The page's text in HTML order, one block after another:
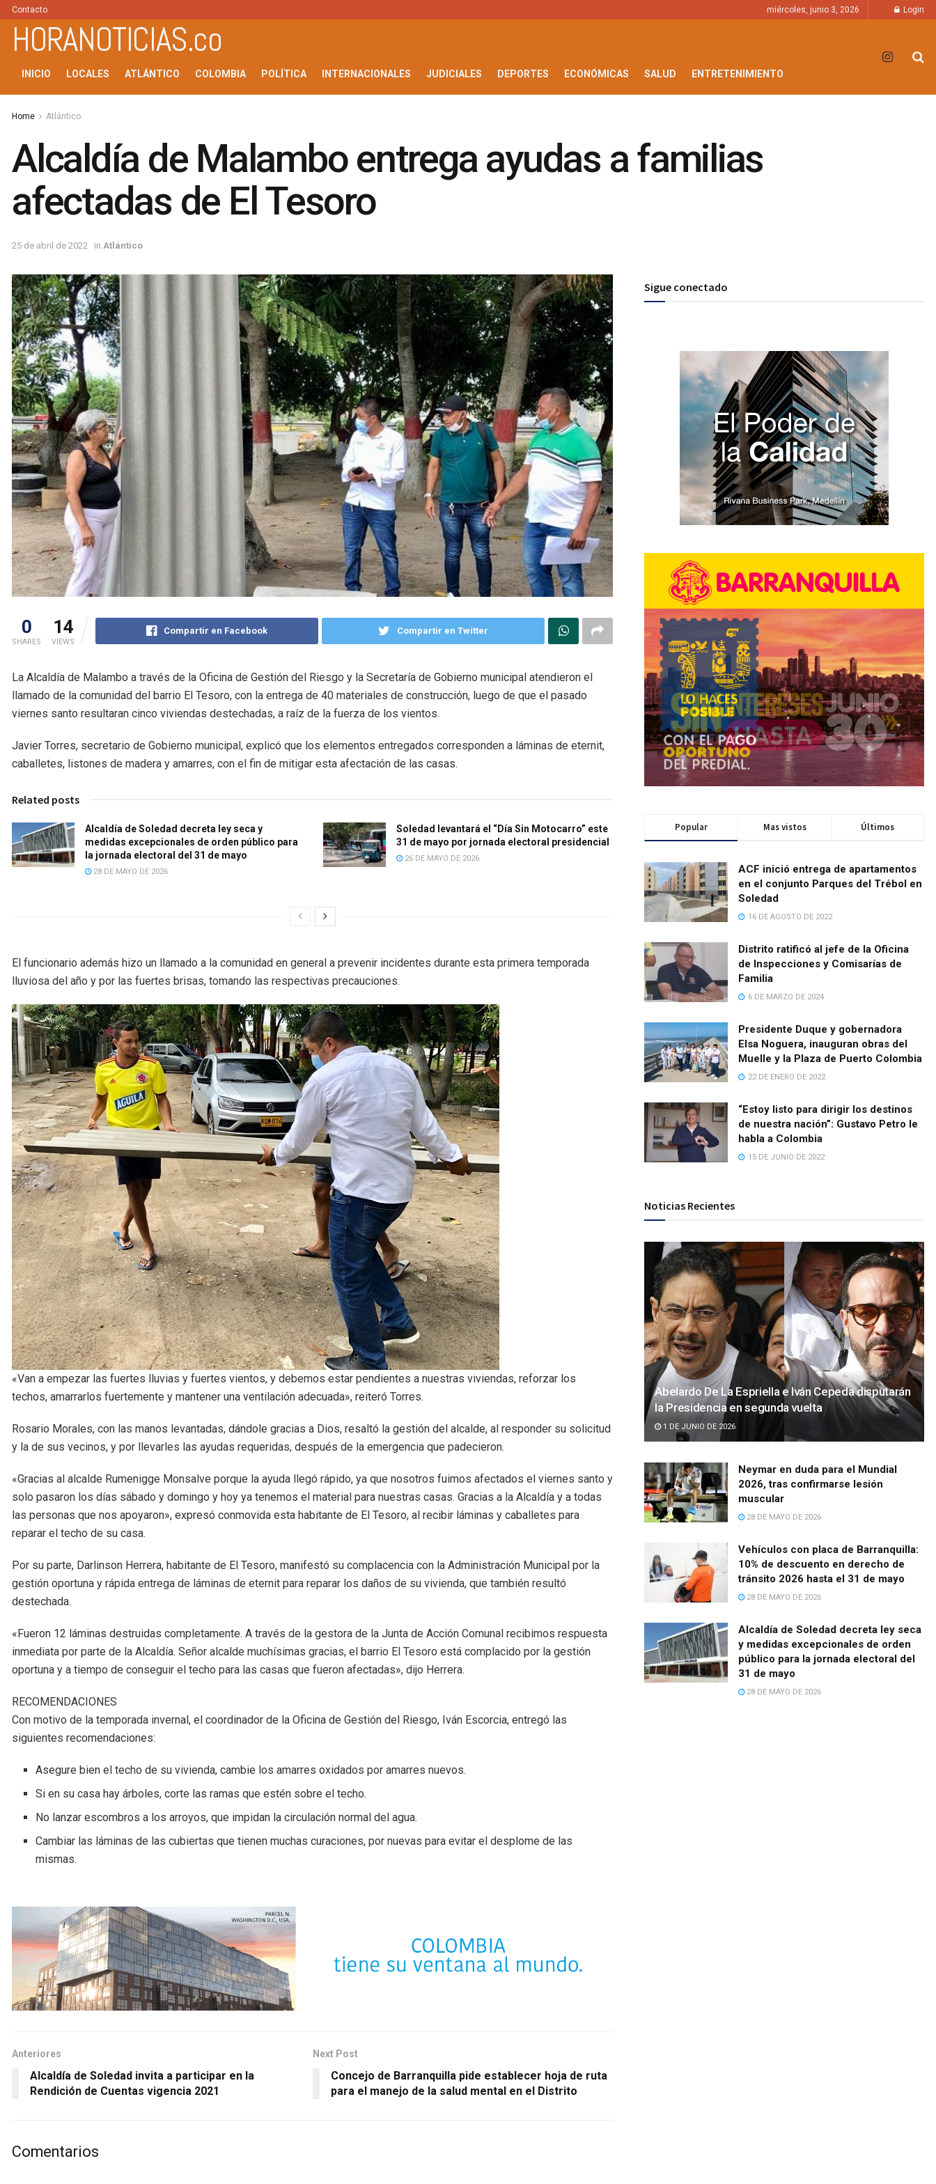
Contacto miércoles, junio 3, 2026 Login
HORANOTICIAS.co
INICIO LOCALES ATLÁNTICO COLOMBIA POLÍTICA INTERNACIONALES JUDICIALES DEPORTES ECONÓMICAS SALUD ENTRETENIMIENTO
Home Atlántico
Alcaldía de Malambo entrega ayudas a familias
afectadas de El Tesoro
25 de abril de 2022 in Atlántico
0
SHARES
14
VIEWS
Compartir en Facebook Compartir en Twitter
La Alcaldía de Malambo a través de la Oficina de Gestión del Riesgo y la Secretaría de Gobierno municipal atendieron el
llamado de la comunidad del barrio El Tesoro, con la entrega de 40 materiales de construcción, luego de que el pasado
viernes santo resultaran cinco viviendas destechadas, a raíz de la fuerza de los vientos.
Javier Torres, secretario de Gobierno municipal, explicó que los elementos entregados corresponden a láminas de eternit,
caballetes, listones de madera y amarres, con el fin de mitigar esta afectación de las casas.
Related posts
Alcaldía de Soledad decreta ley seca y
medidas excepcionales de orden público para
la jornada electoral del 31 de mayo
28 DE MAYO DE 2026
Soledad levantará el “Día Sin Motocarro” este
31 de mayo por jornada electoral presidencial
26 DE MAYO DE 2026
El funcionario además hizo un llamado a la comunidad en general a prevenir incidentes durante esta primera temporada
lluviosa del año y por las fuertes brisas, tomando las respectivas precauciones.
«Van a empezar las fuertes lluvias y fuertes vientos, y debemos estar pendientes a nuestras viviendas, reforzar los
techos, amarrarlos fuertemente y mantener una ventilación adecuada», reiteró Torres.
Rosario Morales, con las manos levantadas, dándole gracias a Dios, resaltó la gestión del alcalde, al responder su solicitud
y la de sus vecinos, y por llevarles las ayudas requeridas, después de la emergencia que padecieron.
«Gracias al alcalde Rumenigge Monsalve porque la ayuda llegó rápido, ya que nosotros fuimos afectados el viernes santo y
solo pasaron los días sábado y domingo y hoy ya tenemos el material para nuestras casas. Gracias a la Alcaldía y a todas
las personas que nos apoyaron», expresó conmovida esta habitante de El Tesoro, al recibir láminas y caballetes para
reparar el techo de su casa.
Por su parte, Darlinson Herrera, habitante de El Tesoro, manifestó su complacencia con la Administración Municipal por la
gestión oportuna y rápida entrega de láminas de eternit para reparar los daños de su vivienda, que también resultó
destechada.
«Fueron 12 láminas destruidas completamente. A través de la gestora de la Junta de Acción Comunal recibimos respuesta
inmediata por parte de la Alcaldía. Señor alcalde muchísimas gracias, el barrio El Tesoro está complacido por la gestión
oportuna y a tiempo de conseguir el techo para las casas que fueron afectadas», dijo Herrera.
RECOMENDACIONES
Con motivo de la temporada invernal, el coordinador de la Oficina de Gestión del Riesgo, Iván Escorcia, entregó las
siguientes recomendaciones:
Asegure bien el techo de su vivienda, cambie los amarres oxidados por amarres nuevos.
Si en su casa hay árboles, corte las ramas que estén sobre el techo.
No lanzar escombros a los arroyos, que impidan la circulación normal del agua.
Cambiar las láminas de las cubiertas que tienen muchas curaciones, por nuevas para evitar el desplome de las
mismas.
Anteriores
Alcaldía de Soledad invita a participar en la
Rendición de Cuentas vigencia 2021
Next Post
Concejo de Barranquilla pide establecer hoja de ruta
para el manejo de la salud mental en el Distrito
Comentarios
Sigue conectado
Popular Mas vistos Últimos
ACF inició entrega de apartamentos
en el conjunto Parques del Trébol en
Soledad
16 DE AGOSTO DE 2022
Distrito ratificó al jefe de la Oficina
de Inspecciones y Comisarías de
Familia
6 DE MARZO DE 2024
Presidente Duque y gobernadora
Elsa Noguera, inauguran obras del
Muelle y la Plaza de Puerto Colombia
22 DE ENERO DE 2022
“Estoy listo para dirigir los destinos
de nuestra nación”: Gustavo Petro le
habla a Colombia
15 DE JUNIO DE 2022
Noticias Recientes
Abelardo De La Espriella e Iván Cepeda disputarán
la Presidencia en segunda vuelta
1 DE JUNIO DE 2026
Neymar en duda para el Mundial
2026, tras confirmarse lesión
muscular
28 DE MAYO DE 2026
Vehículos con placa de Barranquilla:
10% de descuento en derecho de
tránsito 2026 hasta el 31 de mayo
28 DE MAYO DE 2026
Alcaldía de Soledad decreta ley seca
y medidas excepcionales de orden
público para la jornada electoral del
31 de mayo
28 DE MAYO DE 2026